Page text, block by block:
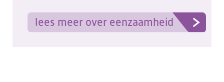
lees meer over eenzaamheid